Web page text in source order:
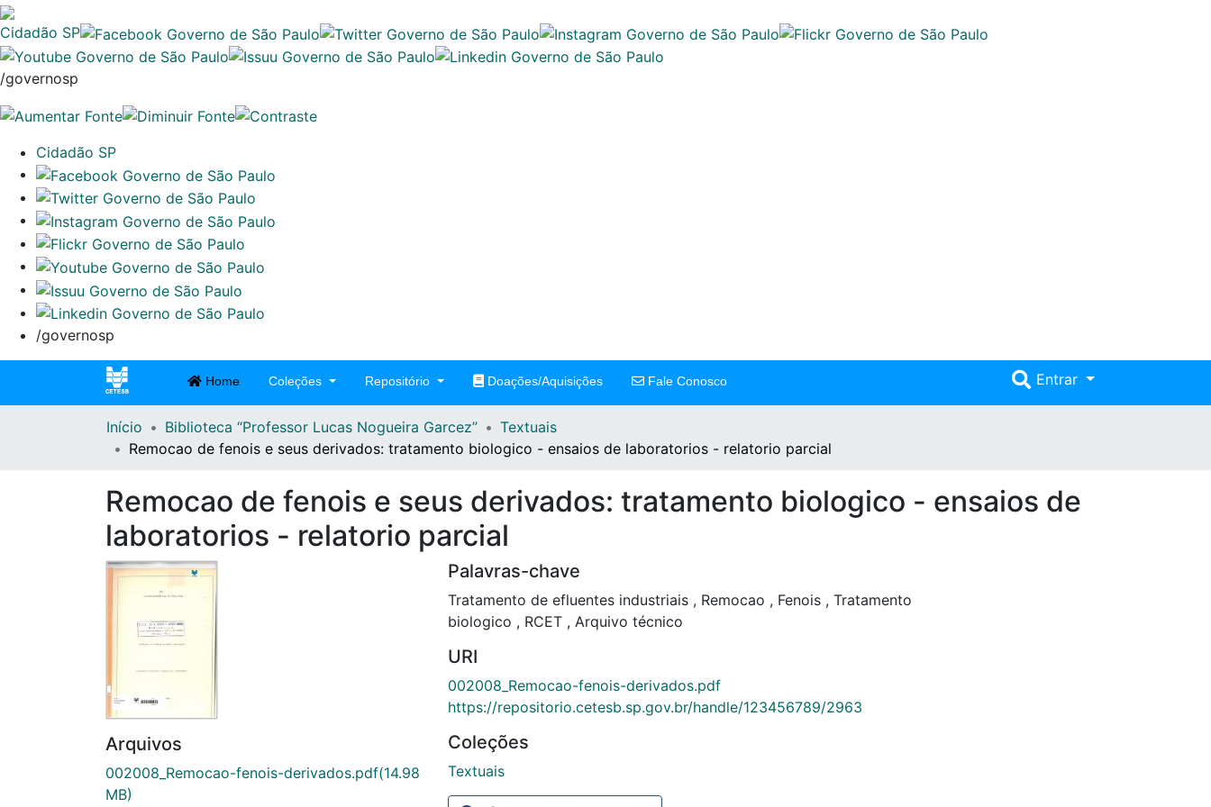
Cidadão SP
/governosp
Cidadão SP
/governosp
Entrar
Home Coleções Repositório Doações/Aquisições Fale Conosco
Início Biblioteca “Professor Lucas Nogueira Garcez”
Textuais
Remocao de fenois e seus derivados: tratamento biologico - ensaios de laboratorios - relatorio parcial
Remocao de fenois e seus derivados: tratamento biologico - ensaios de
laboratorios - relatorio parcial
Arquivos
002008_Remocao-fenois-derivados.pdf(14.98
MB)
Palavras-chave
Tratamento de efluentes industriais , Remocao , Fenois , Tratamento
biologico , RCET , Arquivo técnico
URI
002008_Remocao-fenois-derivados.pdf
https://repositorio.cetesb.sp.gov.br/handle/123456789/2963
Coleções
Textuais